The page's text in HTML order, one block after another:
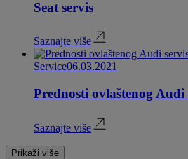
Seat servis
Saznajte više
Service06.03.2021
Prednosti ovlaštenog Audi
Saznajte više
Prikaži više